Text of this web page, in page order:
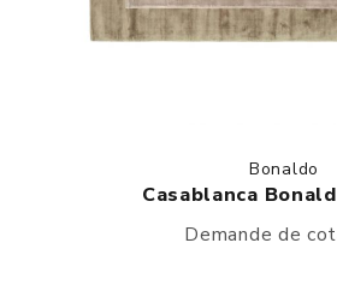
Bonaldo
Casablanca
Demande de